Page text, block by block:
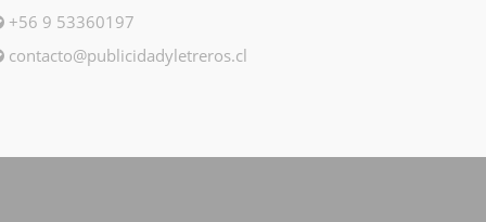
+56 9 53360197
contacto@publicidadyletreros.cl